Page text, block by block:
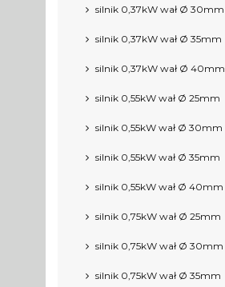
silnik 0,37kW wał Ø 30mm
silnik 0,37kW wał Ø 35mm
silnik 0,37kW wał Ø 40mm
silnik 0,55kW wał Ø 25mm
silnik 0,55kW wał Ø 30mm
silnik 0,55kW wał Ø 35mm
silnik 0,55kW wał Ø 40mm
silnik 0,75kW wał Ø 25mm
silnik 0,75kW wał Ø 30mm
silnik 0,75kW wał Ø 35mm